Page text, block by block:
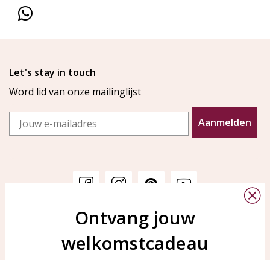
Let's stay in touch
Word lid van onze mailinglijst
Email
Aanmelden
Veelgestelde vragen
KAYA Sieraden
Bellen of WhatsApp Ma-Vr
tussen 09:00-17:00
Ontvang jouw
welkomstcadeau